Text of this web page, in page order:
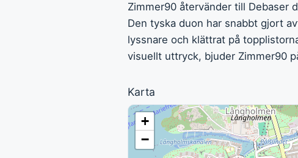
Zimmer90 återvänder till Debaser
Den tyska duon har snabbt gjort
lyssnare och klättrat på
visuellt uttryck, bjuder Zimmer90
Karta
+
−